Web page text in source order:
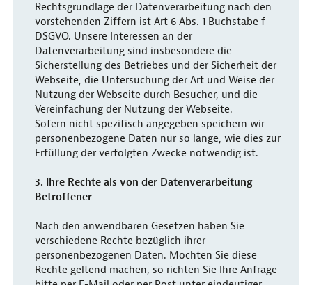
Rechtsgrundlage der Datenverarbeitung nach den
vorstehenden Ziffern ist Art 6 Abs. 1 Buchstabe f
DSGVO. Unsere Interessen an der
Datenverarbeitung sind insbesondere die
Sicherstellung des Betriebes und der Sicherheit der
Webseite, die Untersuchung der Art und Weise der
Nutzung der Webseite durch Besucher, und die
Vereinfachung der Nutzung der Webseite.
Sofern nicht spezifisch angegeben speichern wir
personenbezogene Daten nur so lange, wie dies zur
Erfüllung der verfolgten Zwecke notwendig ist.
3. Ihre Rechte als von der Datenverarbeitung
Betroffener
Nach den anwendbaren Gesetzen haben Sie
verschiedene Rechte bezüglich ihrer
personenbezogenen Daten. Möchten Sie diese
Rechte geltend machen, so richten Sie Ihre Anfrage